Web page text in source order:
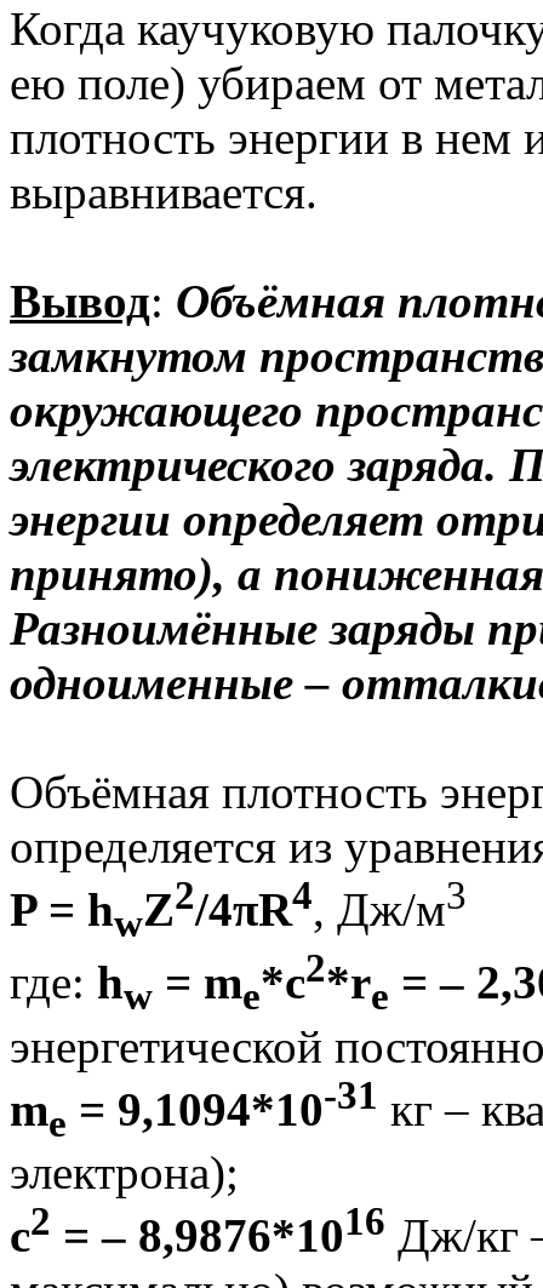
Когда каучуковую
ею поле) убираем от
плотность энергии в нем
выравнивается.
Вывод: Объёмная
замкнутом
окружающего
электрического
энергии определяет
принято), а
Разноимённые заряды
одноименные –
Объёмная плотность
определяется из
P = hwZ2/4πR4, Дж/м3
где: hw = me*c2*re = –
энергетической
me = 9,1094*10-31 кг –
электрона);
с2 = – 8,9876*1016 Дж/кг